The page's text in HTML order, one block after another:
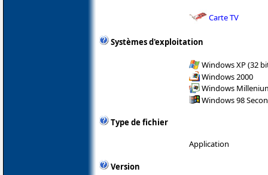
Carte TV
Systèmes d'exploitation
Windows XP (32
Windows 2000
Windows
Windows 98
Type de fichier
Application
Version